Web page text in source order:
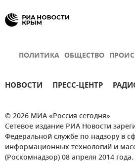
ПОЛИТИКА ОБЩЕСТВО
НОВОСТИ ПРЕСС-ЦЕНТР
© 2026 МИА «Россия сегодня»
Сетевое издание РИА Новости
Федеральной службе по надзору в
информационных технологий и
(Роскомнадзор) 08 апреля 2014 года.